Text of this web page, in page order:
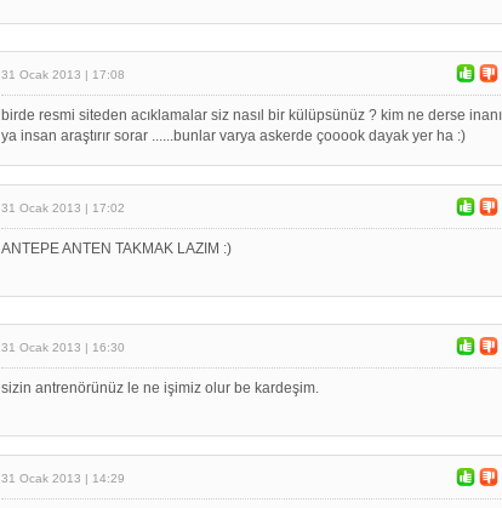
31 Ocak 2013 | 17:08
birde resmi siteden acıklamalar siz nasıl bir külüpsünüz ? kim ne derse
ya insan araştırır sorar ......bunlar varya askerde çooook dayak yer ha :)
31 Ocak 2013 | 17:02
ANTEPE ANTEN TAKMAK LAZIM :)
31 Ocak 2013 | 16:30
sizin antrenörünüz le ne işimiz olur be kardeşim.
31 Ocak 2013 | 14:29